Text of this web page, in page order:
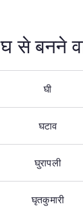
घ से बनने
घी
घटाव
घुरापली
घृतकुमारी